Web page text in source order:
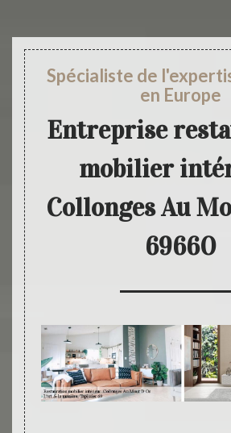
Spécialiste de
en Europe
Entreprise
mobilier
Collonges Au
69660